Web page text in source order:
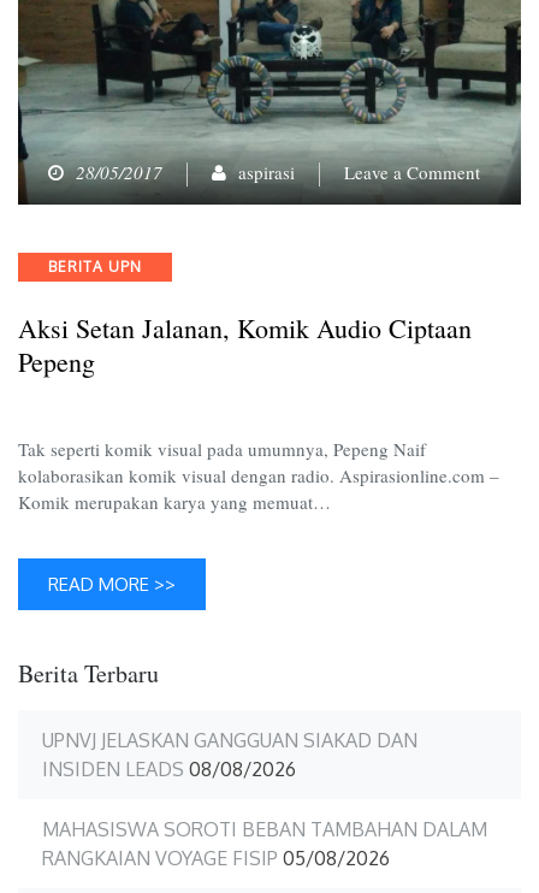
28/05/2017 aspirasi Leave a Commenton
Aksi
Categories
BERITA UPN
Aksi Setan Jalanan, Komik Audio Ciptaan
Pepeng
Tak seperti komik visual pada umumnya, Pepeng Naif
kolaborasikan komik visual dengan radio. Aspirasionline.com –
Komik merupakan karya yang memuat…
READ MORE >>
Berita Terbaru
UPNVJ JELASKAN GANGGUAN SIAKAD DAN
INSIDEN LEADS 08/08/2026
MAHASISWA SOROTI BEBAN TAMBAHAN DALAM
RANGKAIAN VOYAGE FISIP 05/08/2026